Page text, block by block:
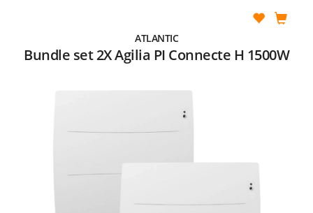
ATLANTIC
Bundle set 2X Agilia PI Connecte H 1500W